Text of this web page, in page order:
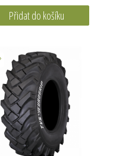
Přidat do košíku